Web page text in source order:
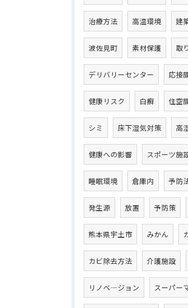
治療方法 高温環境 建
波佐見町 素材保護 取
デリバリーセンター 応接
健康リスク 白癬 住空
シミ 床下湿気対策 高
健康への影響 スポーツ施
睡眠環境 倉庫内 予防
発生源 放置 予防策
熊本県宇土市 みかん
カビ除去方法 介護施設
リノベ―ジョン スーパー